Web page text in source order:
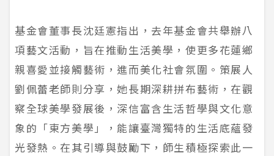
基金會董事長沈廷憲指出，去年基金會共舉辦八
項藝文活動，旨在推動生活美學，使更多花蓮鄉
親喜愛並接觸藝術，進而美化社會氛圍。策展人
劉佩蕾老師則分享，她長期深耕拼布藝術，在觀
察全球美學發展後，深信富含生活哲學與文化意
象的「東方美學」，能讓臺灣獨特的生活底蘊發
光發熱。在其引導與鼓勵下，師生積極探索此一